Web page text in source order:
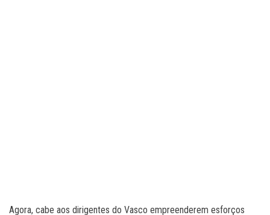
Agora, cabe aos dirigentes do Vasco empreenderem esforços